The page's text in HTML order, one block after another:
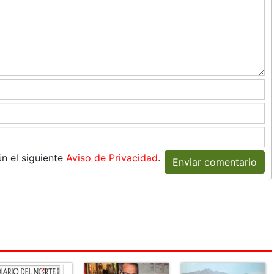
el siguiente Aviso de Privacidad. Enviar comentario